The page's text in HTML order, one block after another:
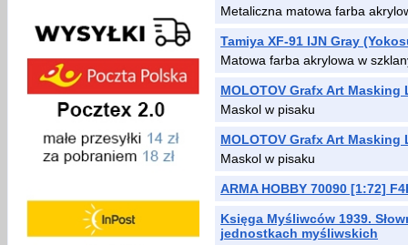
Metaliczna matowa farba
Tamiya XF-91 IJN Gray
Matowa farba akrylowa w
MOLOTOV Grafx Art Masking
Maskol w pisaku
MOLOTOV Grafx Art Masking
Maskol w pisaku
ARMA HOBBY 70090 [1:72]
Księga Myśliwców 1939.
jednostkach myśliwskich